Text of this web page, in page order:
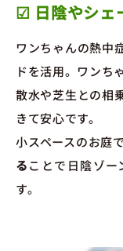
☑ 日陰やシェ
ワンちゃんの熱中
ドを活用。ワンち
散水や芝生との相
きて安心です。
小スペースのお庭
ることで日陰ゾー
す。